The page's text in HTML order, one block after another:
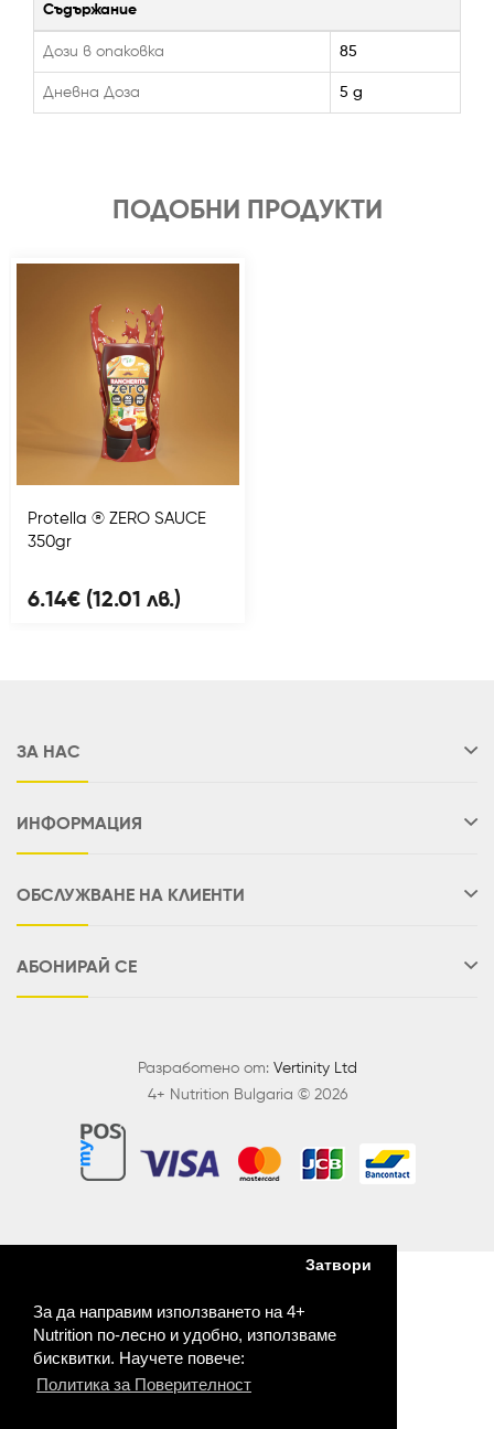
За да направим използването на 4+
Nutrition по-лесно и удобно, използваме
бисквитки. Научете повече:
Политика за Поверителност
Затвори
Съдържание
Дози в опаковка 85
Дневна Доза 5 g
ПОДОБНИ ПРОДУКТИ
Protella ® ZERO SAUCE
350gr
6.14€ (12.01 лв.)
ЗА НАС
ИНФОРМАЦИЯ
ОБСЛУЖВАНЕ НА КЛИЕНТИ
АБОНИРАЙ СЕ
Разработено от: Vertinity Ltd
4+ Nutrition Bulgaria © 2026